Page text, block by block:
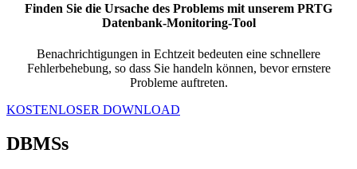
Finden Sie die Ursache des Problems mit unserem PRTG
Datenbank-Monitoring-Tool
Benachrichtigungen in Echtzeit bedeuten eine schnellere
Fehlerbehebung, so dass Sie handeln können, bevor ernstere
Probleme auftreten.
KOSTENLOSER DOWNLOAD
DBMSs